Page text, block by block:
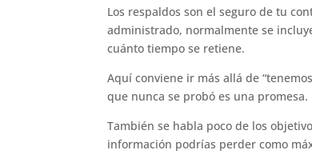
Los respaldos son el seguro de tu
administrado, normalmente se
cuánto tiempo se retiene.
Aquí conviene ir más allá de
que nunca se probó es una promesa.
También se habla poco de los
información podrías perder como